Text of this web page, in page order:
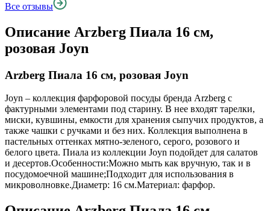
Все отзывы
Описание Arzberg Пиала 16 см,
розовая Joyn
Arzberg Пиала 16 см, розовая Joyn
Joyn – коллекция фарфоровой посуды бренда Arzberg с
фактурными элементами под старину. В нее входят тарелки,
миски, кувшины, емкости для хранения сыпучих продуктов, а
также чашки с ручками и без них. Коллекция выполнена в
пастельных оттенках мятно-зеленого, серого, розового и
белого цвета. Пиала из коллекции Joyn подойдет для салатов
и десертов.Особенности:Можно мыть как вручную, так и в
посудомоечной машине;Подходит для использования в
микроволновке.Диаметр: 16 см.Материал: фарфор.